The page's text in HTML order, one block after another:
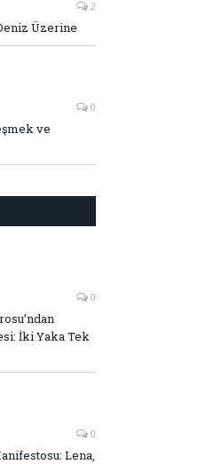
2
Üzerine
0
ve
0
İki Yaka Tek
0
Lena,